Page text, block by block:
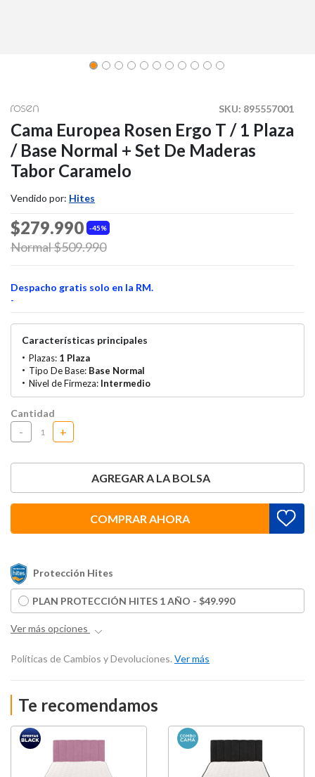
SKU: 895557001
Cama Europea Rosen Ergo T / 1 Plaza
/ Base Normal + Set De Maderas
Tabor Caramelo
Vendido por: Hites
45%
$279.990
Price reduced from
Normal $509.990to
Despacho gratis solo en la RM.
-
Características principales
Plazas: 1 Plaza
Tipo De Base: Base Normal
Nivel de Firmeza: Intermedio
Cantidad
- +
AGREGAR A LA BOLSA
COMPRAR AHORA
Protección Hites
PLAN PROTECCIÓN HITES 1 AÑO - $49.990
Ver más opciones
Políticas de Cambios y Devoluciones. Ver más
Te recomendamos